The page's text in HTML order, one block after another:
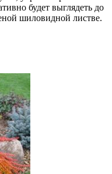
будет выглядеть до
шиловидной листве.